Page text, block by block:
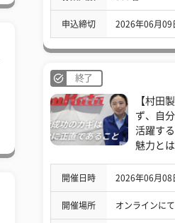
申込締切 2026年06月09
終了
【村田
ず、自
活躍す
魅力と
開催日時 2026年06月08
開催場所 オンラインに